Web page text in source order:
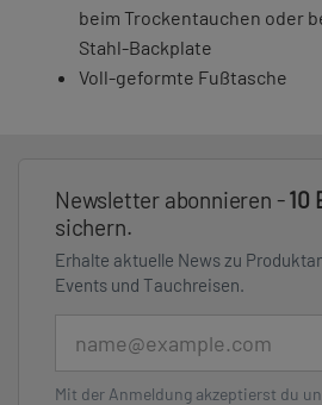
beim Trockentauchen oder
Stahl-Backplate
Voll-geformte Fußtasche
Newsletter abonnieren -10
sichern.
Erhalte aktuelle News zu
Events und Tauchreisen.
Mit der Anmeldung akzeptierst du